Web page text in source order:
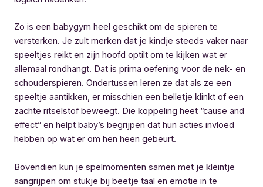
Zo is een babygym heel geschikt om de spieren te
versterken. Je zult merken dat je kindje steeds vaker naar
speeltjes reikt en zijn hoofd optilt om te kijken wat er
allemaal rondhangt. Dat is prima oefening voor de nek- en
schouderspieren. Ondertussen leren ze dat als ze een
speeltje aantikken, er misschien een belletje klinkt of een
zachte ritselstof beweegt. Die koppeling heet “cause and
effect” en helpt baby’s begrijpen dat hun acties invloed
hebben op wat er om hen heen gebeurt.
Bovendien kun je spelmomenten samen met je kleintje
aangrijpen om stukje bij beetje taal en emotie in te